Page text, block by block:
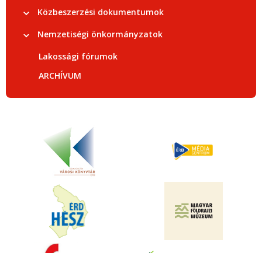
Közbeszerzési dokumentumok
Nemzetiségi önkormányzatok
Lakossági fórumok
ARCHÍVUM